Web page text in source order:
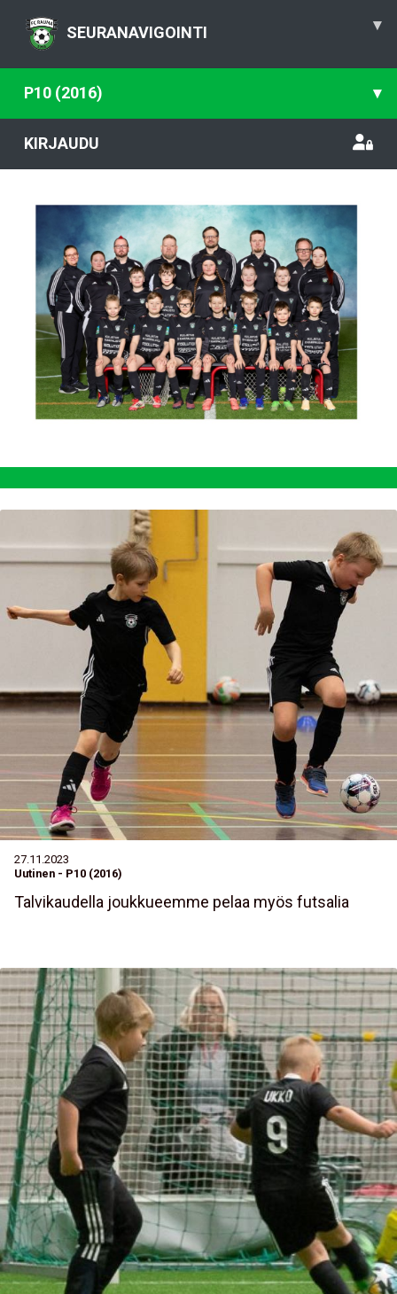
SEURANAVIGOINTI ▾
P10 (2016) ▾
KIRJAUDU
Previous
27.11.2023
Uutinen - P10 (2016)
Talvikaudella joukkueemme pelaa myös futsalia